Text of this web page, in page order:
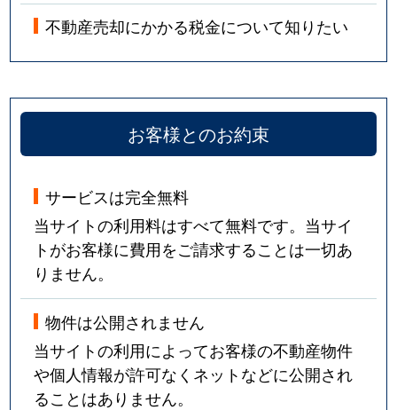
山手台新町
3,200万円 茨木
横江
31,000万円 沢良宜
徒歩7
横江
4,000万円 沢良宜
徒歩8
20,000万円 摂津 徒歩
不動産売却にかかる税金について知りたい
お客様とのお約束
サービスは完全無料
当サイトの利用料はすべて無料です。当サイ
トがお客様に費用をご請求することは一切あ
りません。
物件は公開されません
当サイトの利用によってお客様の不動産物件
や個人情報が許可なくネットなどに公開され
ることはありません。